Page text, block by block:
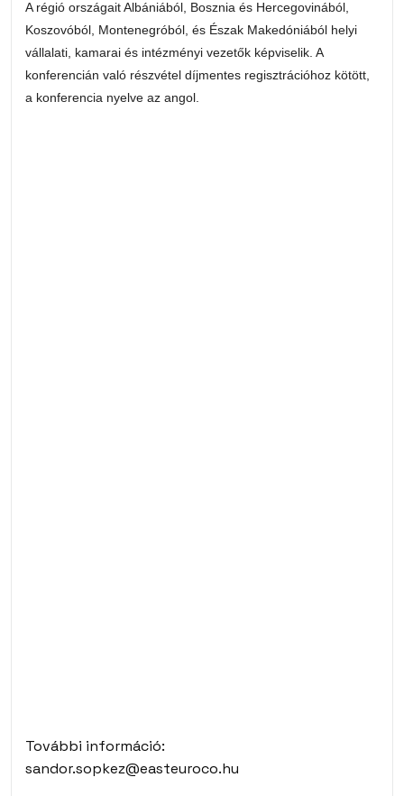
A régió országait Albániából, Bosznia és Hercegovinából,
Koszovóból, Montenegróból, és Észak Makedóniából helyi
vállalati, kamarai és intézményi vezetők képviselik. A
konferencián való részvétel díjmentes regisztrációhoz kötött,
a konferencia nyelve az angol.
További információ:
sandor.sopkez@easteuroco.hu